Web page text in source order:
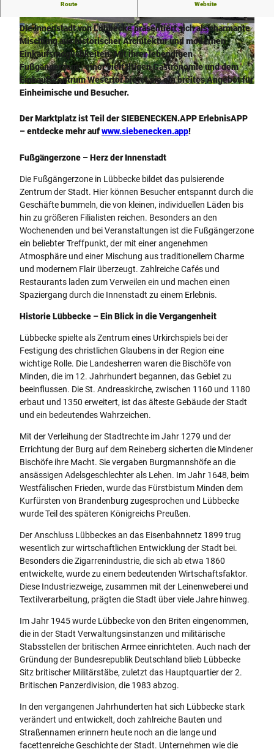
© Die westfälischen Sieben | CC-BY-SA
© Westfälischen Sieben |CC-BY-SA © oliver krato
Route Website
Die Innenstadt von Lübbecke
Die Innenstadt von Lübbecke präsentiert sich als charmante
Mischung aus historischer Architektur und modernen
Einkaufsmöglichkeiten. Mit ihrer lebendigen
Fußgängerzone, einer vielfältigen Gastronomie und dem
Einkaufszentrum Wesertor bietet sie ein breites Angebot für
Einheimische und Besucher.
Der Marktplatz ist Teil der SIEBENECKEN.APP ErlebnisAPP
– entdecke mehr aufwww.siebenecken.app!
Fußgängerzone – Herz der Innenstadt
Die Fußgängerzone in Lübbecke bildet das pulsierende
Zentrum der Stadt. Hier können Besucher entspannt durch die
Geschäfte bummeln, die von kleinen, individuellen Läden bis
hin zu größeren Filialisten reichen. Besonders an den
Wochenenden und bei Veranstaltungen ist die Fußgängerzone
ein beliebter Treffpunkt, der mit einer angenehmen
Atmosphäre und einer Mischung aus traditionellem Charme
und modernem Flair überzeugt. Zahlreiche Cafés und
Restaurants laden zum Verweilen ein und machen einen
Spaziergang durch die Innenstadt zu einem Erlebnis.
Historie Lübbecke – Ein Blick in die Vergangenheit
Lübbecke spielte als Zentrum eines Urkirchspiels bei der
Festigung des christlichen Glaubens in der Region eine
wichtige Rolle. Die Landesherren waren die Bischöfe von
Minden, die im 12. Jahrhundert begannen, das Gebiet zu
beeinflussen. Die St. Andreaskirche, zwischen 1160 und 1180
erbaut und 1350 erweitert, ist das älteste Gebäude der Stadt
und ein bedeutendes Wahrzeichen.
Mit der Verleihung der Stadtrechte im Jahr 1279 und der
Errichtung der Burg auf dem Reineberg sicherten die Mindener
Bischöfe ihre Macht. Sie vergaben Burgmannshöfe an die
ansässigen Adelsgeschlechter als Lehen. Im Jahr 1648, beim
Westfälischen Frieden, wurde das Fürstbistum Minden dem
Kurfürsten von Brandenburg zugesprochen und Lübbecke
wurde Teil des späteren Königreichs Preußen.
Der Anschluss Lübbeckes an das Eisenbahnnetz 1899 trug
wesentlich zur wirtschaftlichen Entwicklung der Stadt bei.
Besonders die Zigarrenindustrie, die sich ab etwa 1860
entwickelte, wurde zu einem bedeutenden Wirtschaftsfaktor.
Diese Industriezweige, zusammen mit der Leinenweberei und
Textilverarbeitung, prägten die Stadt über viele Jahre hinweg.
Im Jahr 1945 wurde Lübbecke von den Briten eingenommen,
die in der Stadt Verwaltungsinstanzen und militärische
Stabsstellen der britischen Armee einrichteten. Auch nach der
Gründung der Bundesrepublik Deutschland blieb Lübbecke
Sitz britischer Militärstäbe, zuletzt das Hauptquartier der 2.
Britischen Panzerdivision, die 1983 abzog.
In den vergangenen Jahrhunderten hat sich Lübbecke stark
verändert und entwickelt, doch zahlreiche Bauten und
Straßennamen erinnern heute noch an die lange und
facettenreiche Geschichte der Stadt. Unternehmen wie die